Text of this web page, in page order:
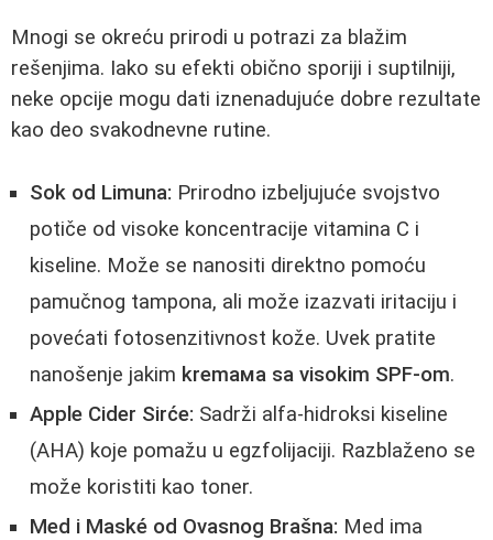
Mnogi se okreću prirodi u potrazi za blažim
rešenjima. Iako su efekti obično sporiji i suptilniji,
neke opcije mogu dati iznenadujuće dobre rezultate
kao deo svakodnevne rutine.
Sok od Limuna: Prirodno izbeljujuće svojstvo
potiče od visoke koncentracije vitamina C i
kiseline. Može se nanositi direktno pomoću
pamučnog tampona, ali može izazvati iritaciju i
povećati fotosenzitivnost kože. Uvek pratite
nanošenje jakim kremaма sa visokim SPF-om.
Apple Cider Sirće: Sadrži alfa-hidroksi kiseline
(AHA) koje pomažu u egzfolijaciji. Razblaženo se
može koristiti kao toner.
Med i Maské od Ovasnog Brašna: Med ima